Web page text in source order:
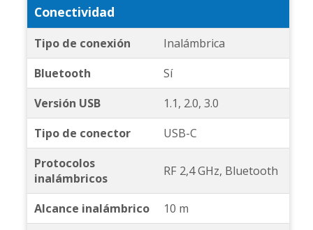
Conectividad
Tipo de conexión
Inalámbrica
Bluetooth
Sí
Versión USB
1.1, 2.0, 3.0
Tipo de conector
USB-C
Protocolos
inalámbricos
RF 2,4 GHz, Bluetooth
Alcance inalámbrico
10 m